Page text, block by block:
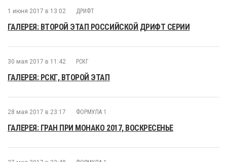
1 июня 2017 в 13:02 ДРИФТ
ГАЛЕРЕЯ: ВТОРОЙ ЭТАП РОССИЙСКОЙ ДРИФТ СЕРИИ
30 мая 2017 в 11:42 РСКГ
ГАЛЕРЕЯ: РСКГ, ВТОРОЙ ЭТАП
28 мая 2017 в 23:17 ФОРМУЛА 1
ГАЛЕРЕЯ: ГРАН ПРИ МОНАКО 2017, ВОСКРЕСЕНЬЕ